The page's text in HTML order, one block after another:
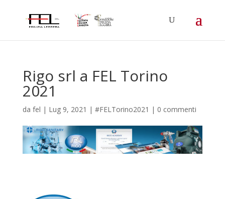
Rigo srl a FEL Torino
2021
da fel | Lug 9, 2021 | #FELTorino2021 | 0 commenti